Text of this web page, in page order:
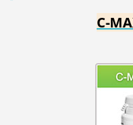
C-